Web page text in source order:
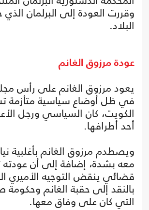
وقررت العودة إلى البرلمان الذي
البلاد.
عودة مرزوق الغانم
يعود مرزوق الغانم على رأس
في ظل أوضاع سياسية متأزمة
الكويت، كان السياسي ورجل
أحد أطرافها.
ويصطدم مرزوق الغانم بأغلبية
معه بشدة، إضافة إلى أن عودته
قضائي ينقض التوجيه الأميري
بالنقد إلى حقبة الغانم وحكومة
التي كان على وفاق معها.